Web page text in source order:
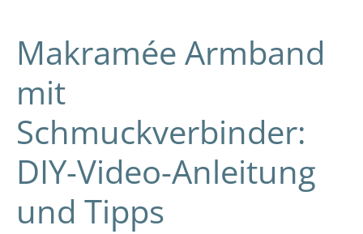
Makramée Armband
mit
Schmuckverbinder:
DIY-Video-Anleitung
und Tipps